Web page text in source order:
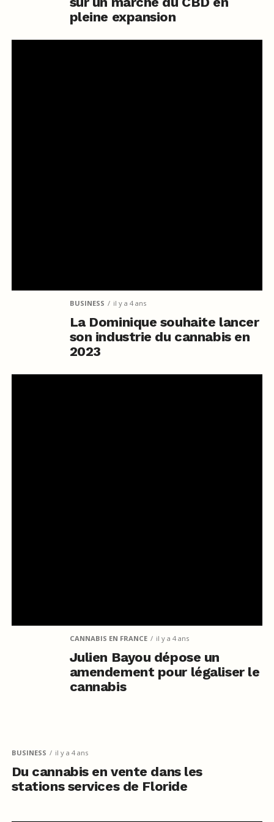
pleine expansion
BUSINESS il y a 4 ans
La Dominique souhaite lancer
son industrie du cannabis en
2023
CANNABIS EN FRANCE il y a 4 ans
Julien Bayou dépose un
amendement pour légaliser le
cannabis
BUSINESS il y a 4 ans
Du cannabis en vente dans les
stations services de Floride